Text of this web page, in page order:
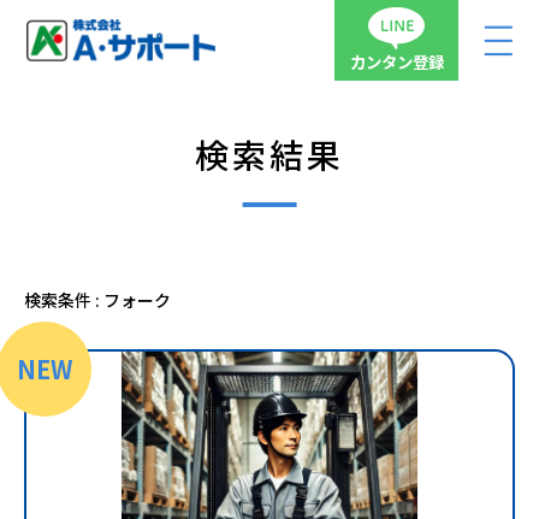
カンタン登録
検索結果
検索条件 : フォーク
NEW